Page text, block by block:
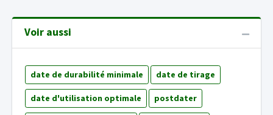
Voir aussi
date de durabilité minimale date de tirage
date d'utilisation optimale postdater